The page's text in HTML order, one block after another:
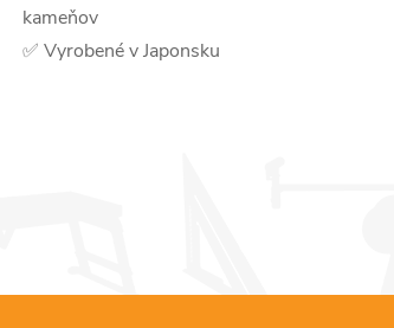
kameňov
✅ Vyrobené v Japonsku